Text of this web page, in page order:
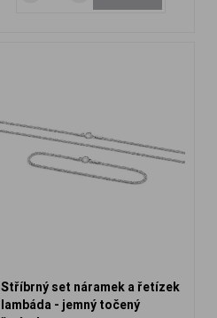
Stříbrný set náramek a řetízek
lambáda - jemný točený